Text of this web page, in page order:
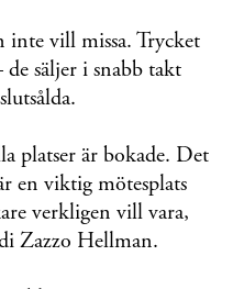
vill missa. Trycket
säljer i snabb takt
platser är bokade. Det
en viktig mötesplats
verkligen vill vara,
Zazzo Hellman.